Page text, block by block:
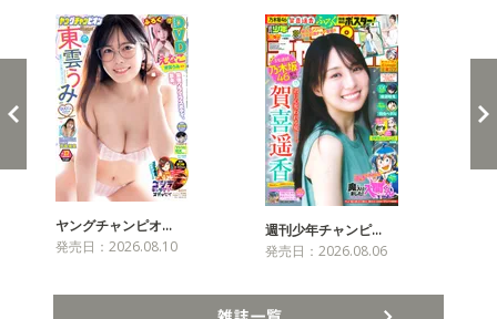
ヤングチャンピオ…
発売日：2026.08.10
週刊少年チャンピ…
発売日：2026.08.06